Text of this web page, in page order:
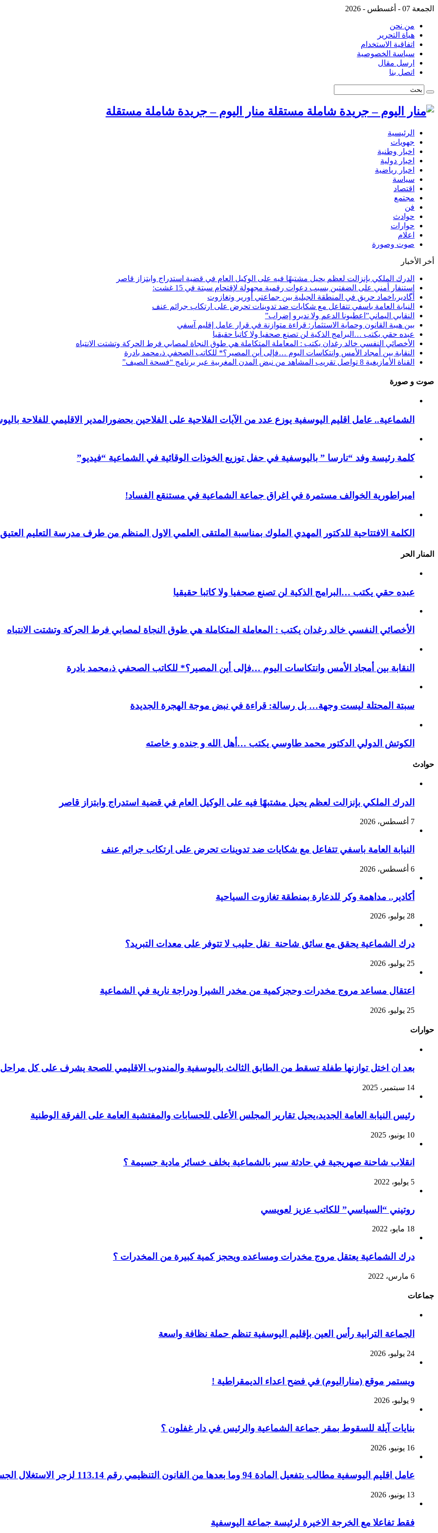
الجمعة 07 - أغسطس - 2026
من نحن
هيأة التحرير
اتفاقية الاستخدام
سياسة الخصوصية
ارسل مقال
اتصل بنا
منار اليوم – جريدة شاملة مستقلة
الرئيسية
جهويات
اخبار وطنية
اخبار دولية
اخبار رياضية
سياسة
اقتصاد
مجتمع
فن
حوادث
حوارات
اعلام
صوت وصورة
أخر الأخبار
الدرك الملكي بإنزالت لعظم يحيل مشتبهًا فيه على الوكيل العام في قضية استدراج وابتزاز قاصر
استنفار أمني على الضفتين بسبب دعوات رقمية مجهولة لإقتحام سبتة في 15 غشت:
أگادير،اخماد حريق في المنطقة الجبلية بين جماعتي أورير وتغازوت
النيابة العامة باسفي تتفاعل مع شكايات ضد تدوينات تحرض على ارتكاب جرائم عنف
النقابي اليماني”اعطيونا الدعم ولا نديرو إضراب”
بين هيبة القانون وحماية الاستثمار: قراءة متوازنة في قرار عامل إقليم آسفي
عبده حقي يكتب …البرامج الذكية لن تصنع صحفيا ولا كاتبا حقيقيا
الأخصائي النفسي خالد رغدان يكتب : المعاملة المتكاملة هي طوق النجاة لمصابي فرط الحركة وتشتت الانتباه
النقابة بين أمجاد الأمس وانتكاسات اليوم …فإلى أين المصير؟* للكاتب الصحفي ذ،محمد بادرة
القناة الأمازيغية 8 تواصل تقريب المشاهد من نبض المدن المغربية عبر برنامج “فسحة الصيف”
صوت و صورة
الشماعية.. عامل اقليم اليوسفية يوزع عدد من الآيات الفلاحية على الفلاحين بحضورالمدير الاقليمي للفلاحة
كلمة رئيسة وفد “نارسا ” باليوسفية في حفل توزيع الخوذات الوقائية في الشماعية “فيديو”
امبراطورية الخوالف مستمرة في اغراق جماعة الشماعية في مستنقع الفساد!
الكلمة الافتتاحية للدكتور المهدي الملوك بمناسبة الملتقى العلمي الاول المنظم من طرف مدرسة التعليم
المنار الحر
عبده حقي يكتب …البرامج الذكية لن تصنع صحفيا ولا كاتبا حقيقيا
الأخصائي النفسي خالد رغدان يكتب : المعاملة المتكاملة هي طوق النجاة لمصابي فرط الحركة وتشتت الانتباه
النقابة بين أمجاد الأمس وانتكاسات اليوم …فإلى أين المصير؟* للكاتب الصحفي ذ،محمد بادرة
سبتة المحتلة ليست وجهة… بل رسالة: قراءة في نبض موجة الهجرة الجديدة
الكوتش الدولي الدكتور محمد طاوسي يكتب …أهل الله و جنده و خاصته
حوادث
الدرك الملكي بإنزالت لعظم يحيل مشتبهًا فيه على الوكيل العام في قضية استدراج وابتزاز قاصر
7 أغسطس، 2026
النيابة العامة باسفي تتفاعل مع شكايات ضد تدوينات تحرض على ارتكاب جرائم عنف
6 أغسطس، 2026
أكادير.. مداهمة وكر للدعارة بمنطقة تغازوت السياحية
28 يوليو، 2026
درك الشماعية يحقق مع سائق شاحنة نقل حليب لا تتوفر على معدات التبريد؟
25 يوليو، 2026
اعتقال مساعد مروج مخدرات وحجزكمية من مخدر الشيرا ودراجة نارية في الشماعية
25 يوليو، 2026
حوارات
بعد ان اختل توازنها طفلة تسقط من الطابق الثالث باليوسفية والمندوب الاقليمي للصحة يشرف على كل
14 سبتمبر، 2025
رئيس النيابة العامة الجديد،يحيل تقارير المجلس الأعلى للحسابات والمفتشية العامة على الفرقة الوطنية
10 يونيو، 2025
انقلاب شاحنة صهريجية في حادثة سير بالشماعية يخلف خسائر مادية جسيمة ؟
5 يوليو، 2022
روتيني “السياسي” للكاتب عزيز لعويسي
18 مايو، 2022
درك الشماعية يعتقل مروج مخدرات ومساعده ويحجز كمية كبيرة من المخدرات ؟
6 مارس، 2022
جماعات
الجماعة الترابية رأس العين بإقليم اليوسفية تنظم حملة نظافة واسعة
24 يوليو، 2026
ويستمر موقع (مناراليوم) في فضح اعداء الديمقراطية !
9 يوليو، 2026
بنايات آيلة للسقوط بمقر جماعة الشماعية والرئيس في دار غفلون ؟
16 يونيو، 2026
عامل اقليم اليوسفية مطالب بتفعيل المادة 94 وما بعدها من القانون التنظيمي رقم 113.14 لزجر الاستغلال الجسيم للسيارات الجماعية بالإقليم ؟
13 يونيو، 2026
فقط تفاعلا مع الخرجة الاخيرة لرئيسة جماعة اليوسفية